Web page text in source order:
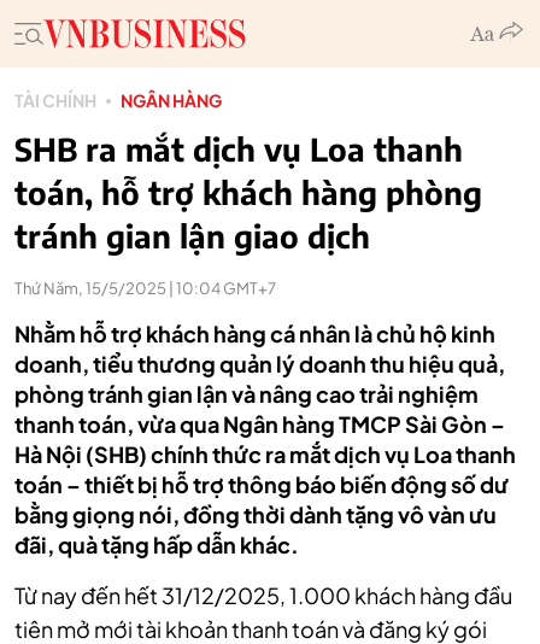
TÀI CHÍNH NGÂN HÀNG
SHB ra mắt dịch vụ Loa thanh
toán, hỗ trợ khách hàng phòng
tránh gian lận giao dịch
Thứ Năm, 15/5/2025 | 10:04 GMT+7
Nhằm hỗ trợ khách hàng cá nhân là chủ hộ kinh
doanh, tiểu thương quản lý doanh thu hiệu quả,
phòng tránh gian lận và nâng cao trải nghiệm
thanh toán, vừa qua Ngân hàng TMCP Sài Gòn –
Hà Nội (SHB) chính thức ra mắt dịch vụ Loa thanh
toán – thiết bị hỗ trợ thông báo biến động số dư
bằng giọng nói, đồng thời dành tặng vô vàn ưu
đãi, quà tặng hấp dẫn khác.
Từ nay đến hết 31/12/2025, 1.000 khách hàng đầu
tiên mở mới tài khoản thanh toán và đăng ký gói